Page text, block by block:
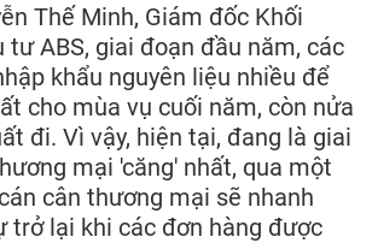
Thế Minh, Giám đốc Khối
tư ABS, giai đoạn đầu năm, các
khẩu nguyên liệu nhiều để
cho mùa vụ cuối năm, còn nửa
đi. Vì vậy, hiện tại, đang là giai
mại 'căng' nhất, qua một
cân thương mại sẽ nhanh
trở lại khi các đơn hàng được